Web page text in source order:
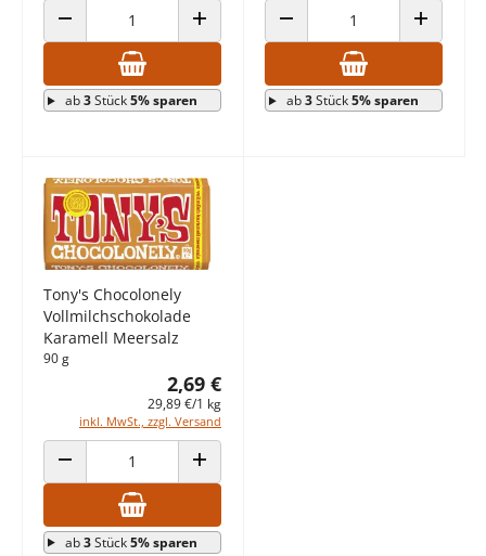
ANZAHL VERRINGERN ANZAHL ERHÖHEN
ab3Stück5% sparen
ANZAHL VERRINGERN ANZAHL
ab3Stück5% sparen
Tony's Chocolonely
Vollmilchschokolade
Karamell Meersalz
90 g
2,69 €
29,89 €/1 kg
inkl. MwSt., zzgl. Versand
ANZAHL VERRINGERN ANZAHL ERHÖHEN
ab3Stück5% sparen